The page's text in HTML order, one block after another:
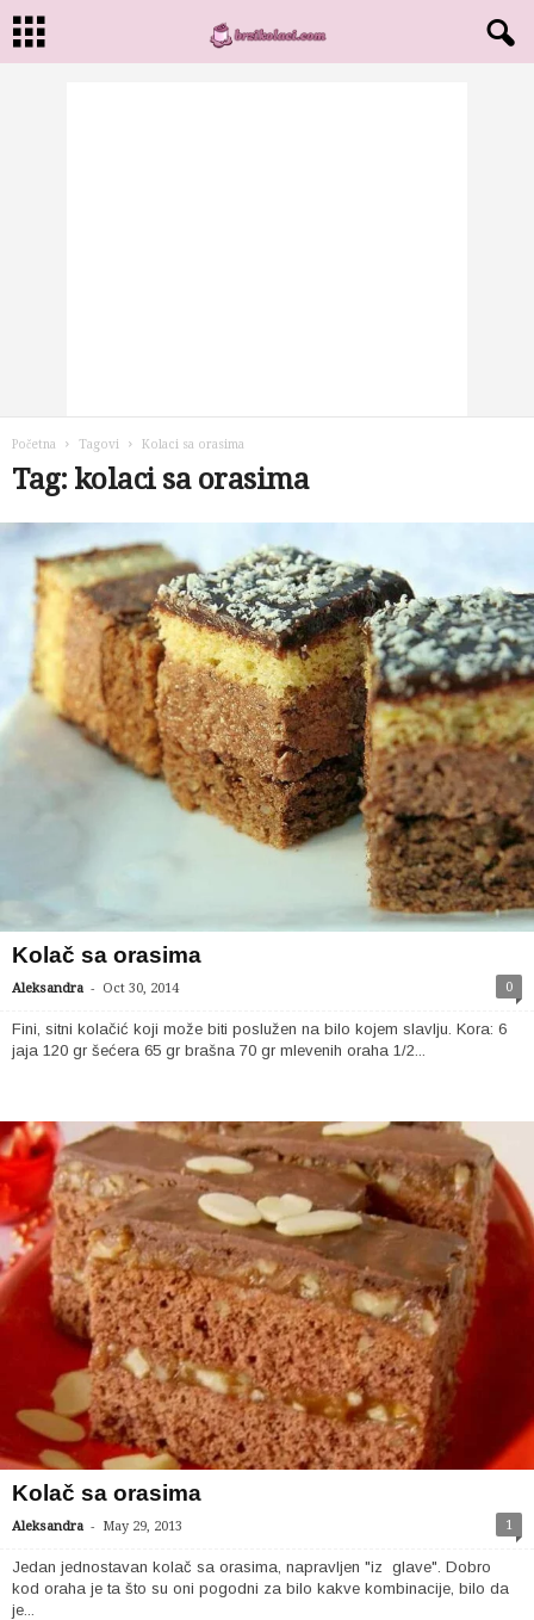
Početna Tagovi Kolaci sa orasima
Tag: kolaci sa orasima
Kolač sa orasima
Aleksandra - Oct 30, 2014 0
Fini, sitni kolačić koji može biti poslužen na bilo kojem slavlju. Kora: 6
jaja 120 gr šećera 65 gr brašna 70 gr mlevenih oraha 1/2...
Kolač sa orasima
Aleksandra - May 29, 2013 1
Jedan jednostavan kolač sa orasima, napravljen "iz glave". Dobro
kod oraha je ta što su oni pogodni za bilo kakve kombinacije, bilo da
je...